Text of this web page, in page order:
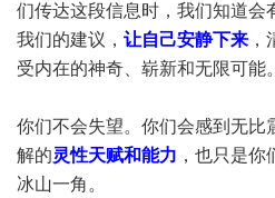
们传达这段信息时，我们知道会
我们的建议， 让自己安静下来
受内在的神奇、崭新和无限可能。
你们不会失望。你们会感到无比
解的灵性天赋和能力 ，也只是
冰山一角。